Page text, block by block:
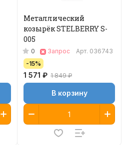
Металлический
козырёк STELBERRY S-
005
0 Запрос Арт. 036743
-15%
1 571 ₽ 1 849 ₽
В корзину